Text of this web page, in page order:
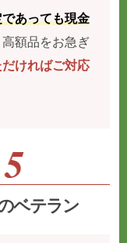
あっても現金
額品をお急ぎ
ければご対応
ベテラン